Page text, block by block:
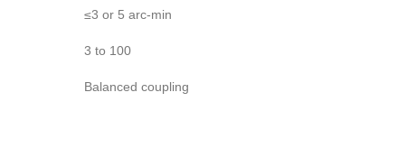
≤3 or 5 arc-min
3 to 100
Balanced coupling